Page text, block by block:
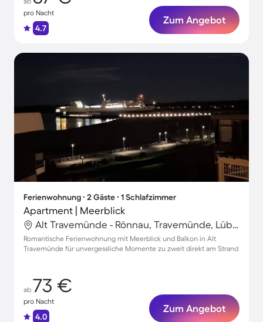
pro Nacht
4.7
Zum Angebot
Ferienwohnung ∙ 2 Gäste ∙ 1 Schlafzimmer
Apartment | Meerblick
Alt Travemünde - Rönnau, Travemünde, Lübeck
Romantische Ferienwohnung mit Meerblick und Balkon in Alt
Travemünde für unvergessliche Momente zu zweit direkt am Strand
ab 73 €
pro Nacht
4.0
Zum Angebot